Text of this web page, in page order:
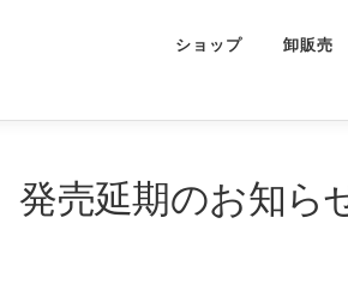
ショップ 卸販売
発売延期のお知ら